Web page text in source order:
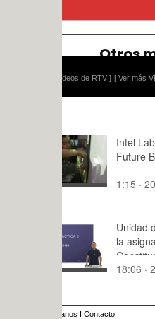
[ Ver más Vídeos didácticos ]
Intel Labs - The
Future Begins Here
1:15 · 2020
Unidad didáctica 2 de
la asignatura Derecho
Constitucional
18:06 · 2015